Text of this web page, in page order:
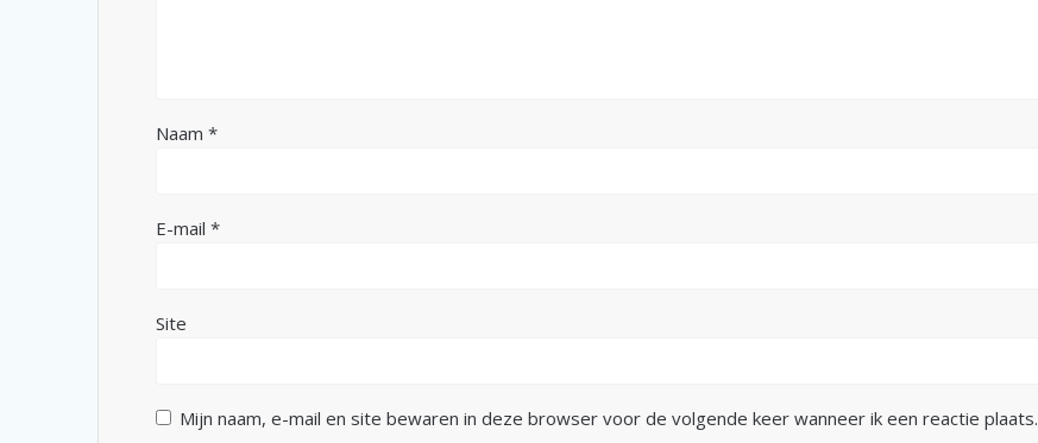
Naam*
E-mail*
Site
Mijn naam, e-mail en site bewaren in deze browser voor de volgende keer wanneer ik een reactie plaats.